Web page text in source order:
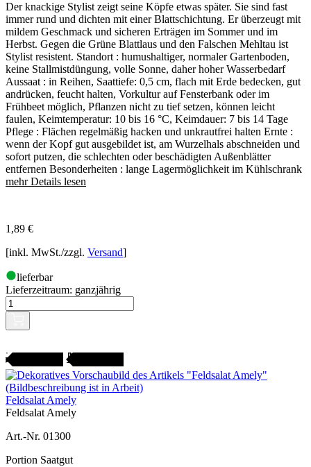
Der knackige Stylist zeigt seine Köpfe etwas später. Sie sind fast
immer rund und dichten mit einer Blattschichtung. Er überzeugt mit
mildem Geschmack und sicheren Erträgen im Sommer und im
Herbst. Gegen die Grüne Blattlaus und den Falschen Mehltau ist
Stylist resistent. Standort : humushaltiger, normaler Gartenboden,
keine Stallmistdüngung, volle Sonne, daher hoher Wasserbedarf
Aussaat : in Reihen, Saattiefe: 0,5 cm, flach mit Erde bedecken, gut
andrücken, feucht halten, Vorkultur auf Fensterbank oder im
Frühbeet möglich, Pflanzen nicht zu tief setzen, können leicht
faulen, Keimtemperatur: 10 bis 16 °C, Keimdauer: 7 bis 14 Tage
Pflege : Flächen regelmäßig hacken und unkrautfrei halten Ernte :
wenn der Kopf gut ausgebildet ist, am Wurzelhals abschneiden und
sofort putzen, die schlechten oder beschädigten Außenblätter
entfernen Besonderheiten : lange Lagermöglichkeit im Kühlschrank
mehr Details lesen
1,89 €
[inkl. MwSt./zzgl. Versand]
lieferbar
Lieferzeitraum: ganzjährig
SAMENFEST
Feldsalat Amely
Feldsalat Amely
Art.-Nr. 01300
Portion Saatgut